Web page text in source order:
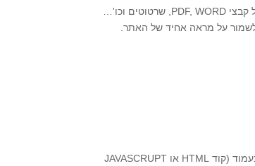
לפעמים אנחנו רוצים להציג באתר תוכן מתוך קבצים מסוגים שונים ומשונים שאינם תמונות. למשל קבצי PDF, WORD, שרטוטים וכו'…
לשמור על מראה אחיד של האתר.
לדוגמה: כפתור "הוסף לפייסבוק" או טופס "הרשם לניזלטר" צריך להדביק את ה"קוד" שקיבלתם בעמוד (קוד HTML או JAVASCRUPT